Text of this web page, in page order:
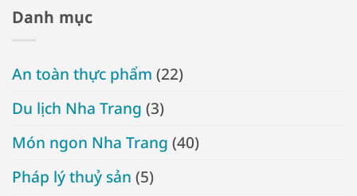
Danh mục
An toàn thực phẩm (22)
Du lịch Nha Trang (3)
Món ngon Nha Trang (40)
Pháp lý thuỷ sản (5)